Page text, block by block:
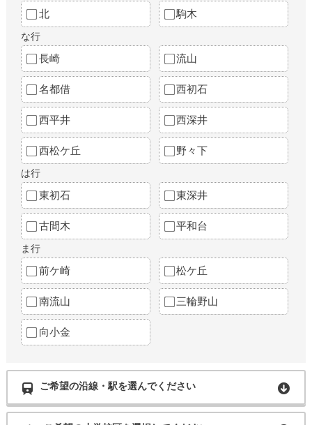
北 駒木
な行
長崎 流山
名都借 西初石
西平井 西深井
西松ケ丘 野々下
は行
東初石 東深井
古間木 平和台
ま行
前ケ崎 松ケ丘
南流山 三輪野山
向小金
ご希望の沿線・駅を選んでください